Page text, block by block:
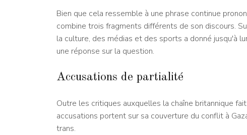
Bien que cela ressemble à une phrase continue
combine trois fragments différents de son discours.
la culture, des médias et des sports a donné jusqu'à
une réponse sur la question.
Accusations de partialité
Outre les critiques auxquelles la chaîne britannique
accusations portent sur sa couverture du conflit à
trans.